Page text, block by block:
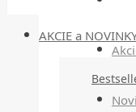
AKCIE a